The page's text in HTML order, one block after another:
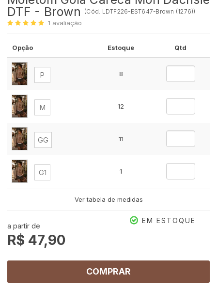
DTF - Brown
(Cód. LDTF226-EST647-Brown (1276))
1 avaliação
Opção Estoque Qtd
P 8
M 12
GG 11
G1 1
1
Ver tabela de medidas
a partir de
R$ 47,90
EM ESTOQUE
COMPRAR